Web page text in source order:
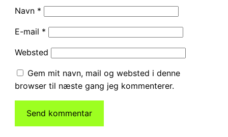
Navn *
E-mail *
Websted
Gem mit navn, mail og websted i denne
browser til næste gang jeg kommenterer.